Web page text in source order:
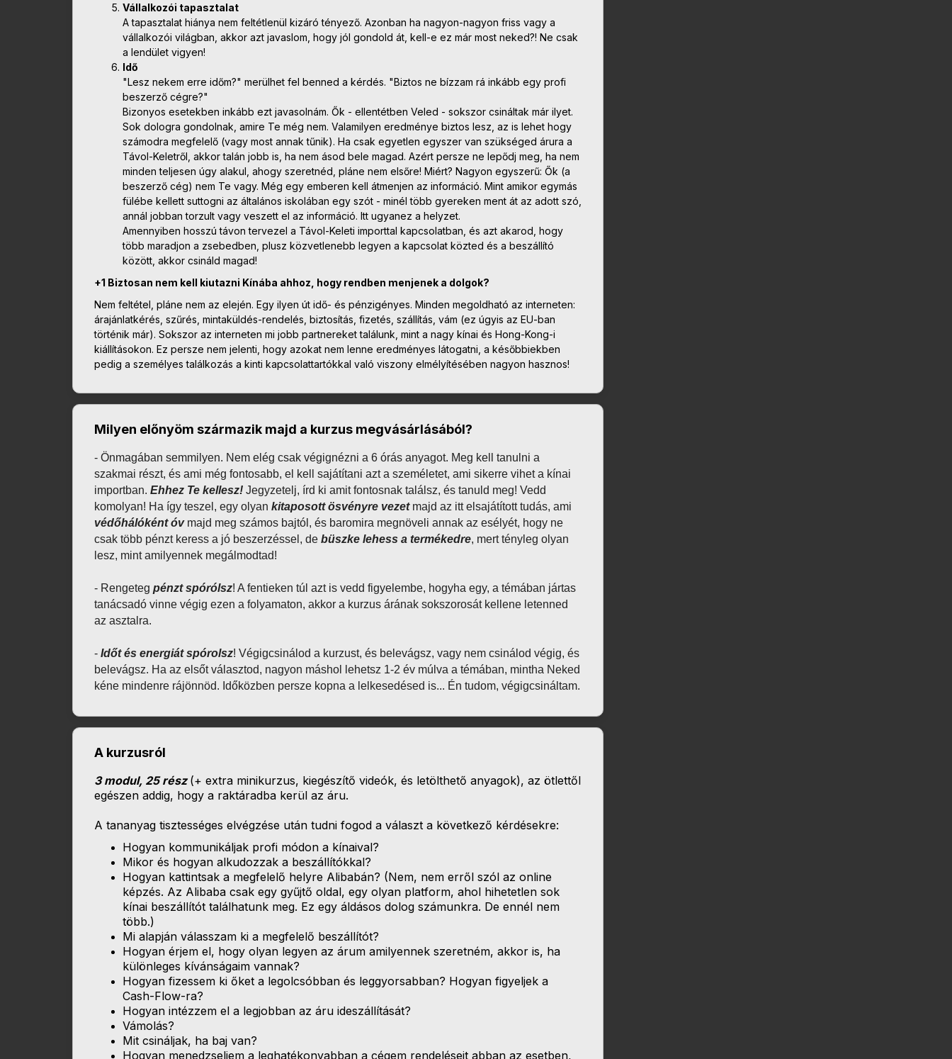
Vállalkozói tapasztalat
A tapasztalat hiánya nem feltétlenül kizáró tényező. Azonban ha nagyon-nagyon friss vagy a
vállalkozói világban, akkor azt javaslom, hogy jól gondold át, kell-e ez már most neked?! Ne csak
a lendület vigyen!
Idő
"Lesz nekem erre időm?" merülhet fel benned a kérdés. "Biztos ne bízzam rá inkább egy profi
beszerző cégre?"
Bizonyos esetekben inkább ezt javasolnám. Ők - ellentétben Veled - sokszor csináltak már ilyet.
Sok dologra gondolnak, amire Te még nem. Valamilyen eredménye biztos lesz, az is lehet hogy
számodra megfelelő (vagy most annak tűnik). Ha csak egyetlen egyszer van szükséged árura a
Távol-Keletről, akkor talán jobb is, ha nem ásod bele magad. Azért persze ne lepődj meg, ha nem
minden teljesen úgy alakul, ahogy szeretnéd, pláne nem elsőre! Miért? Nagyon egyszerű: Ők (a
beszerző cég) nem Te vagy. Még egy emberen kell átmenjen az információ. Mint amikor egymás
fülébe kellett suttogni az általános iskolában egy szót - minél több gyereken ment át az adott szó,
annál jobban torzult vagy veszett el az információ. Itt ugyanez a helyzet.
Amennyiben hosszú távon tervezel a Távol-Keleti importtal kapcsolatban, és azt akarod, hogy
több maradjon a zsebedben, plusz közvetlenebb legyen a kapcsolat közted és a beszállító
között, akkor csináld magad!
+1 Biztosan nem kell kiutazni Kínába ahhoz, hogy rendben menjenek a dolgok?
Nem feltétel, pláne nem az elején. Egy ilyen út idő- és pénzigényes. Minden megoldható az interneten:
árajánlatkérés, szűrés, mintaküldés-rendelés, biztosítás, fizetés, szállítás, vám (ez úgyis az EU-ban
történik már). Sokszor az interneten mi jobb partnereket találunk, mint a nagy kínai és Hong-Kong-i
kiállításokon. Ez persze nem jelenti, hogy azokat nem lenne eredményes látogatni, a későbbiekben
pedig a személyes találkozás a kinti kapcsolattartókkal való viszony elmélyítésében nagyon hasznos!
Milyen előnyöm származik majd a kurzus megvásárlásából?
- Önmagában semmilyen. Nem elég csak végignézni a 6 órás anyagot. Meg kell tanulni a
szakmai részt, és ami még fontosabb, el kell sajátítani azt a személetet, ami sikerre vihet a kínai
importban. Ehhez Te kellesz! Jegyzetelj, írd ki amit fontosnak találsz, és tanuld meg! Vedd
komolyan! Ha így teszel, egy olyan kitaposott ösvényre vezet
védőhálóként óv majd meg számos bajtól, és baromira megnöveli annak az esélyét, hogy ne
csak több pénzt keress a jó beszerzéssel, de büszke lehess a termékedre, mert tényleg olyan
lesz, mint amilyennek megálmodtad!
- Rengeteg pénzt spórólsz! A fentieken túl azt is vedd figyelembe, hogyha egy, a témában jártas
tanácsadó vinne végig ezen a folyamaton, akkor a kurzus árának sokszorosát kellene letenned
az asztalra.
- Időt és energiát spórolsz! Végigcsinálod a kurzust, és belevágsz, vagy nem csinálod végig, és
belevágsz. Ha az elsőt választod, nagyon máshol lehetsz 1-2 év múlva a témában, mintha Neked
kéne mindenre rájönnöd. Időközben persze kopna a lelkesedésed is... Én tudom, végigcsináltam.
A kurzusról
3 modul, 25 rész(+ extra minikurzus, kiegészítő videók, és letölthető anyagok), az ötlettől
egészen addig, hogy a raktáradba kerül az áru.
A tananyag tisztességes elvégzése után tudni fogod a választ a következő kérdésekre:
Hogyan kommunikáljak profi módon a kínaival?
Mikor és hogyan alkudozzak a beszállítókkal?
Hogyan kattintsak a megfelelő helyre Alibabán? (Nem, nem erről szól az online
képzés. Az Alibaba csak egy gyűjtő oldal, egy olyan platform, ahol hihetetlen sok
kínai beszállítót találhatunk meg. Ez egy áldásos dolog számunkra. De ennél nem
több.)
Mi alapján válasszam ki a megfelelő beszállítót?
Hogyan érjem el, hogy olyan legyen az árum amilyennek szeretném, akkor is, ha
különleges kívánságaim vannak?
Hogyan fizessem ki őket a legolcsóbban és leggyorsabban? Hogyan figyeljek a
Cash-Flow-ra?
Hogyan intézzem el a legjobban az áru ideszállítását?
Vámolás?
Mit csináljak, ha baj van?
Hogyan menedzseljem a leghatékonyabban a cégem rendeléseit abban az esetben,